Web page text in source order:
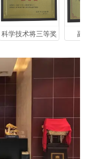
科学技术将三等奖